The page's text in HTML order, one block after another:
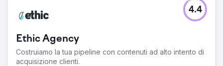
Ethic Agency
Costruiamo la tua pipeline con contenuti ad alto intento di
acquisizione clienti.
4.4